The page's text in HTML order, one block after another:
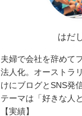
はだ
夫婦で会社を辞めて
法人化。オーストラ
けにブログとSNS発
テーマは「好きな人
【実績】